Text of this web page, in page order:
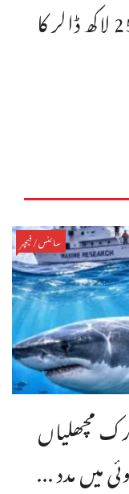
ملکی زر مبادلہ ذخائر میں 3 کروڑ25 لاکھ ڈالر کا
سائنس/فیچر
مچھلیاں
میں مدد ...